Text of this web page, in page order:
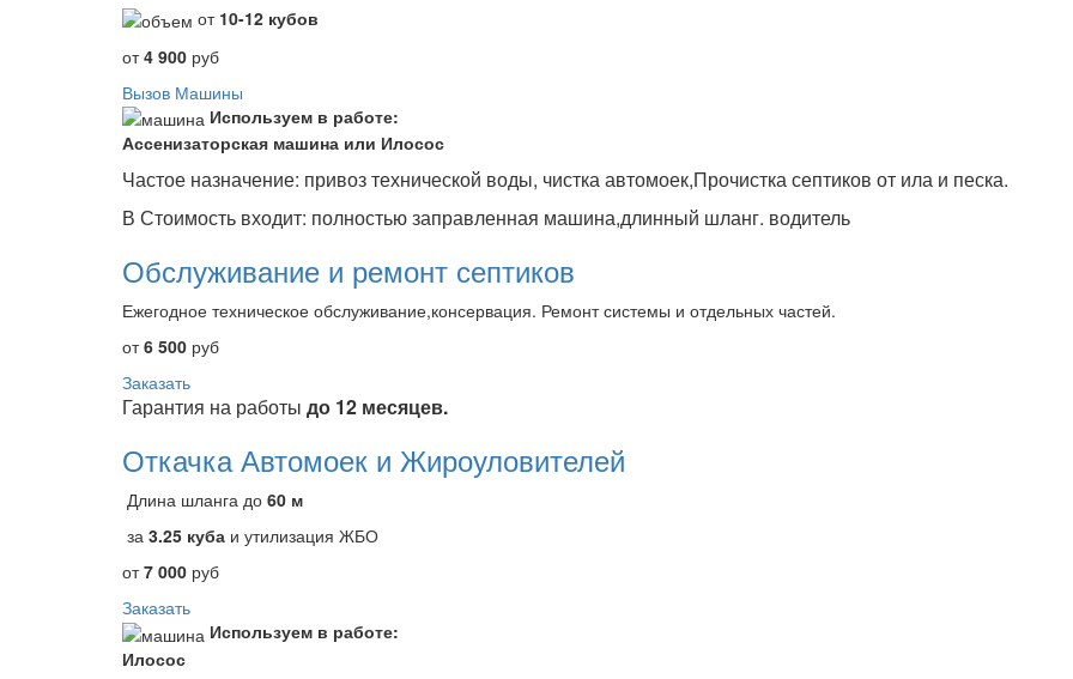
от 10-12 кубов
от4 900 руб
Вызов Машины
Используем в работе:
Ассенизаторская машина или Илосос
Частое назначение: привоз технической воды, чистка автомоек,Прочистка септиков от ила и песка.
В Стоимость входит: полностью заправленная машина,длинный шланг. водитель
Обслуживание и ремонт септиков
Ежегодное техническое обслуживание,консервация. Ремонт системы и отдельных частей.
от6 500 руб
Заказать
Гарантия на работы до 12 месяцев.
Откачка Автомоек и Жироуловителей
Длина шланга до 60 м
за 3.25 куба и утилизация ЖБО
от7 000 руб
Заказать
Используем в работе:
Илосос